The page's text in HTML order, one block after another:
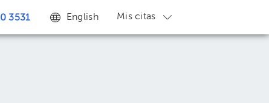
3531 English Mis citas